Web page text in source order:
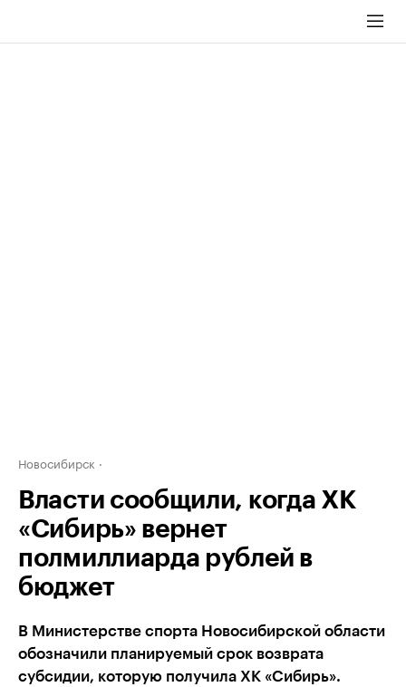
Новосибирск
Власти сообщили, когда ХК
«Сибирь» вернет
полмиллиарда рублей в
бюджет
В Министерстве спорта Новосибирской области
обозначили планируемый срок возврата
субсидии, которую получила ХК «Сибирь».